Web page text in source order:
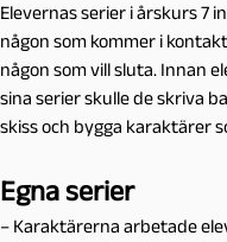
Elevernas serier i årskurs 7
någon som kommer i
någon som vill sluta. Innan
sina serier skulle de skriva
skiss och bygga karaktärer
Egna serier
– Karaktärerna arbetade